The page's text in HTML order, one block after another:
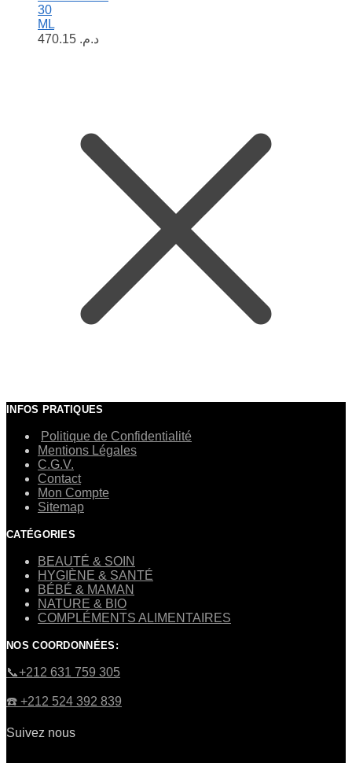
30
ML
د.م.
INFOS PRATIQUES
Politique de Confidentialité
Mentions Légales
C.G.V.
Contact
Mon Compte
Sitemap
CATÉGORIES
BEAUTÉ & SOIN
HYGIÈNE & SANTÉ
BÉBÉ & MAMAN
NATURE & BIO
COMPLÉMENTS ALIMENTAIRES
NOS COORDONNÉES:
​📞+212 631 759 305
☎️​ +212 524 392 839
Suivez nous